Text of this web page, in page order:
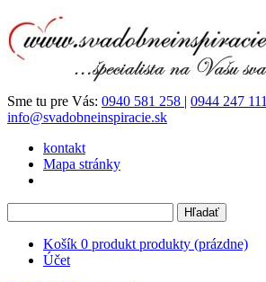
Sme tu pre Vás: 0940 581 258 | 0944 247 111
info@svadobneinspiracie.sk
kontakt
Mapa stránky
Košík 0 produkt produkty (prázdne)
Účet